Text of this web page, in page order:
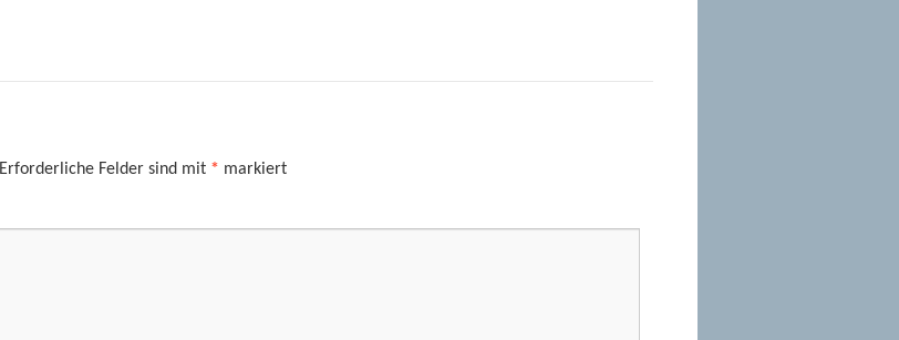
Erforderliche Felder sind mit * markiert